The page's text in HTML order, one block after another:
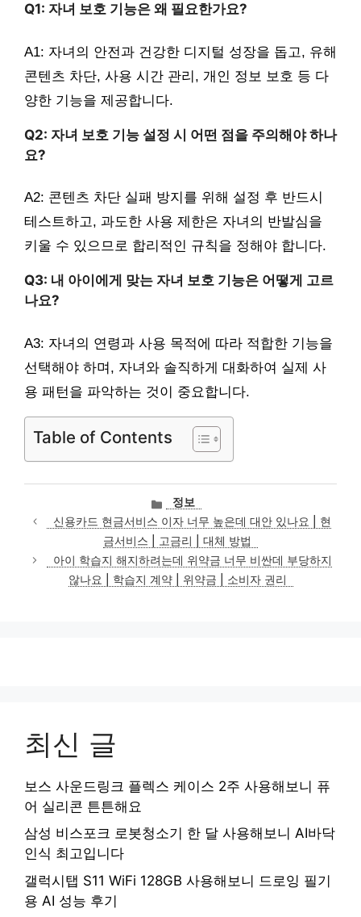
Q1: 자녀 보호 기능은 왜 필요한가요?
A1: 자녀의 안전과 건강한 디지털 성장을 돕고, 유해
콘텐츠 차단, 사용 시간 관리, 개인 정보 보호 등 다
양한 기능을 제공합니다.
Q2: 자녀 보호 기능 설정 시 어떤 점을 주의해야 하나
요?
A2: 콘텐츠 차단 실패 방지를 위해 설정 후 반드시
테스트하고, 과도한 사용 제한은 자녀의 반발심을
키울 수 있으므로 합리적인 규칙을 정해야 합니다.
Q3: 내 아이에게 맞는 자녀 보호 기능은 어떻게 고르
나요?
A3: 자녀의 연령과 사용 목적에 따라 적합한 기능을
선택해야 하며, 자녀와 솔직하게 대화하여 실제 사
용 패턴을 파악하는 것이 중요합니다.
Table of Contents
카
테
고
리
정보
신용카드 현금서비스 이자 너무 높은데 대안 있나요 | 현
금서비스 | 고금리 | 대체 방법
아이 학습지 해지하려는데 위약금 너무 비싼데 부당하지
않나요 | 학습지 계약 | 위약금 | 소비자 권리
최신 글
보스 사운드링크 플렉스 케이스 2주 사용해보니 퓨
어 실리콘 튼튼해요
삼성 비스포크 로봇청소기 한 달 사용해보니 AI바닥
인식 최고입니다
갤럭시탭 S11 WiFi 128GB 사용해보니 드로잉 필기
용 AI 성능 후기